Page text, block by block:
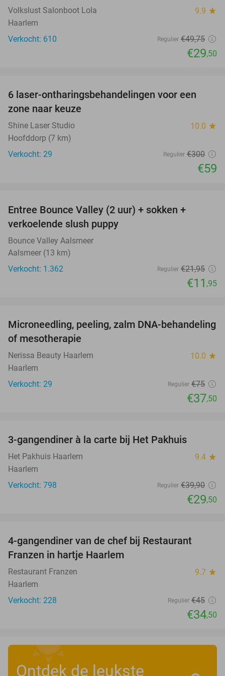
Volkslust Salonboot Lola 9.9 star
Haarlem
Verkocht: 610
Regulier €49,75
€29,50
80%
6 laser-ontharingsbehandelingen voor een
zone naar keuze
Shine Laser Studio 10.0 star
Hoofddorp (7 km)
Verkocht: 29
Regulier €300
€59
Entree Bounce Valley (2 uur) + sokken +
verkoelende slush puppy
Bounce Valley Aalsmeer
Aalsmeer (13 km)
Verkocht: 1.362
Regulier €21,95
€11 ,95
50%
Microneedling, peeling, zalm DNA-behandeling
of mesotherapie
Nerissa Beauty Haarlem 10.0 star
Haarlem
Verkocht: 29
Regulier €75
€37,50
3-gangendiner à la carte bij Het Pakhuis
Het Pakhuis Haarlem 9.4 star
Haarlem
Verkocht: 798
Regulier €39,90
€29,50
4-gangendiner van de chef bij Restaurant
Franzen in hartje Haarlem
Restaurant Franzen 9.7 star
Haarlem
Verkocht: 228
Regulier €45
€34,50
Ontdek de leukste